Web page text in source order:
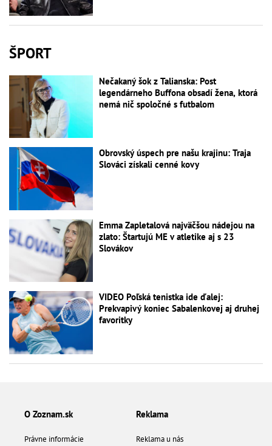
ŠPORT
Nečakaný šok z Talianska: Post
legendárneho Buffona obsadí žena, ktorá
nemá nič spoločné s futbalom
Obrovský úspech pre našu krajinu: Traja
Slováci získali cenné kovy
Emma Zapletalová najväčšou nádejou na
zlato: Štartujú ME v atletike aj s 23
Slovákov
VIDEO Poľská tenistka ide ďalej:
Prekvapivý koniec Sabalenkovej aj druhej
favoritky
O Zoznam.sk
Právne informácie
Reklama
Reklama u nás